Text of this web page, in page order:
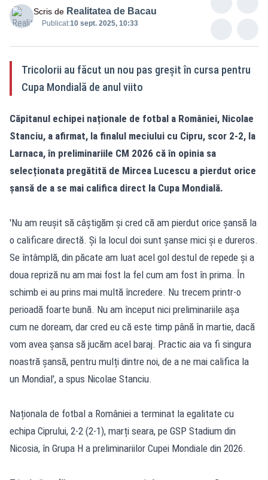
Scris de Realitatea de Bacau
Publicat:10 sept. 2025, 10:33
Tricolorii au făcut un nou pas greșit în cursa pentru
Cupa Mondială de anul viito
Căpitanul echipei naționale de fotbal a României, Nicolae
Stanciu, a afirmat, la finalul meciului cu Cipru, scor 2-2, la
Larnaca, în preliminariile CM 2026 că în opinia sa
selecționata pregătită de Mircea Lucescu a pierdut orice
șansă de a se mai califica direct la Cupa Mondială.
'Nu am reușit să câștigăm și cred că am pierdut orice șansă la
o calificare directă. Și la locul doi sunt șanse mici și e dureros.
Se întâmplă, din păcate am luat acel gol destul de repede și a
doua repriză nu am mai fost la fel cum am fost în prima. În
schimb ei au prins mai multă încredere. Nu trecem printr-o
perioadă foarte bună. Nu am început nici preliminariile așa
cum ne doream, dar cred eu că este timp până în martie, dacă
vom avea șansa să jucăm acel baraj. Practic aia va fi singura
noastră șansă, pentru mulți dintre noi, de a ne mai califica la
un Mondial', a spus Nicolae Stanciu.
Naționala de fotbal a României a terminat la egalitate cu
echipa Ciprului, 2-2 (2-1), marți seara, pe GSP Stadium din
Nicosia, în Grupa H a preliminariilor Cupei Mondiale din 2026.